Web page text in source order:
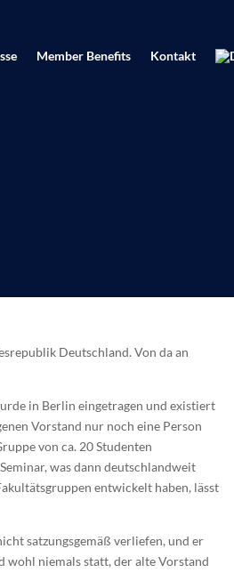
Member Benefits Kontakt
Deutschland. Von da an
in Berlin eingetragen und existiert
Vorstand nur noch eine Person
von ca. 20 Studenten
was dann deutschlandweit
entwickelt haben, lässt
satzungsgemäß verliefen, und er
wohl niemals statt, der alte Vorstand